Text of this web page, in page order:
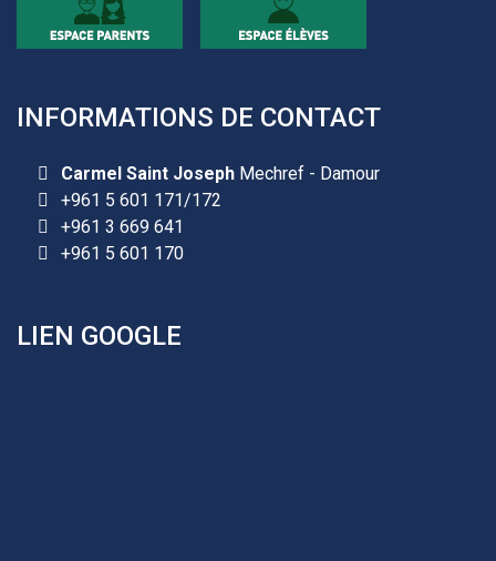
Les demandes d'inscription pour l'année scolaire
l'établissement selon des rendez-vous fixés à
l’avance.
+961 25 601 171
INFORMATIONS DE CONTACT
Carmel Saint Joseph Mechref - Damour
+961 5 601 171/172
+961 3 669 641
+961 5 601 170
LIEN GOOGLE